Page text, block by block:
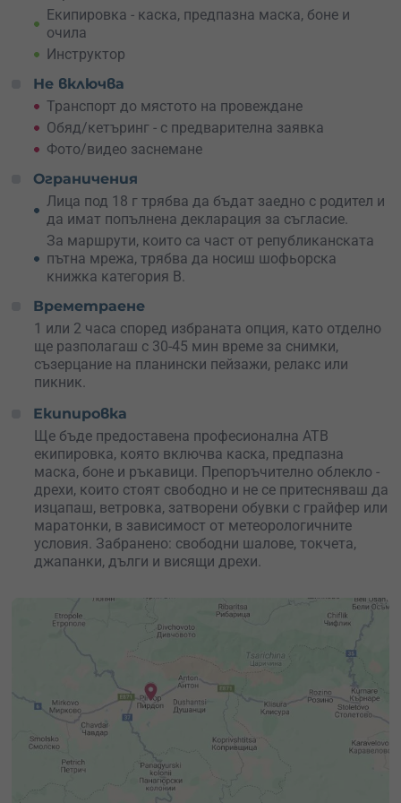
адреналин и природа .
Екипировка - каска, предпазна маска, боне и
очила
Инструктор
Не включва
Транспорт до мястото на провеждане
Обяд/кетъринг - с предварителна заявка
Фото/видео заснемане
Ограничения
Лица под 18 г трябва да бъдат заедно с родител и
да имат попълнена декларация за съгласие.
За маршрути, които са част от републиканската
пътна мрежа, трябва да носиш шофьорска
книжка категория B.
Времетраене
1 или 2 часа според избраната опция, като отделно
ще разполагаш с 30-45 мин време за снимки,
съзерцание на планински пейзажи, релакс или
пикник.
Екипировка
Ще бъде предоставена професионална АТВ
екипировка, която включва каска, предпазна
маска, боне и ръкавици. Препоръчително облекло -
дрехи, които стоят свободно и не се притесняваш да
изцапаш, ветровка, затворени обувки с грайфер или
маратонки, в зависимост от метеорологичните
условия. Забранено: свободни шалове, токчета,
джапанки, дълги и висящи дрехи.